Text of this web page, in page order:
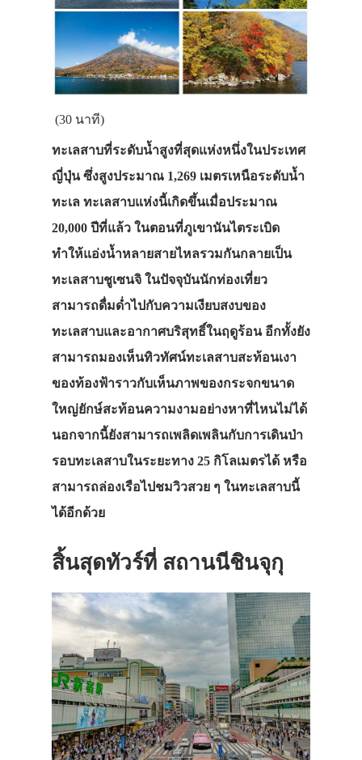
(30 นาที)
ทะเลสาบที่ระดับน้ำสูงที่สุดแห่งหนึ่งในประเทศ
ญี่ปุ่น ซึ่งสูงประมาณ 1,269 เมตรเหนือระดับน้ำ
ทะเล ทะเลสาบแห่งนี้เกิดขึ้นเมื่อประมาณ
20,000 ปีที่แล้ว ในตอนที่ภูเขานันไตระเบิด
ทำให้แอ่งน้ำหลายสายไหลรวมกันกลายเป็น
ทะเลสาบชูเซนจิ ในปัจจุบันนักท่องเที่ยว
สามารถดื่มด่ำไปกับความเงียบสงบของ
ทะเลสาบและอากาศบริสุทธิ์ในฤดูร้อน อีกทั้งยัง
สามารถมองเห็นทิวทัศน์ทะเลสาบสะท้อนเงา
ของท้องฟ้าราวกับเห็นภาพของกระจกขนาด
ใหญ่ยักษ์สะท้อนความงามอย่างหาที่ไหนไม่ได้
นอกจากนี้ยังสามารถเพลิดเพลินกับการเดินป่า
รอบทะเลสาบในระยะทาง 25 กิโลเมตรได้ หรือ
สามารถล่องเรือไปชมวิวสวย ๆ ในทะเลสาบนี้
ได้อีกด้วย
สิ้นสุดทัวร์ที่ สถานนีชินจุกุ